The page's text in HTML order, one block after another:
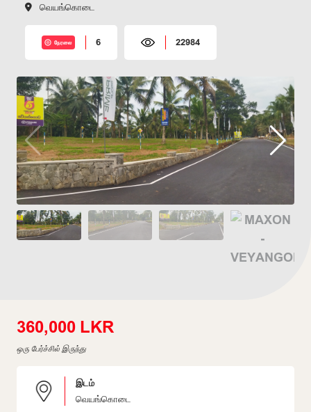
வெயங்கொடை
நேரலை 6 22984
360,000 LKR
ஒரு பேர்ச்சில் இருந்து
இடம்
வெயங்கொடை